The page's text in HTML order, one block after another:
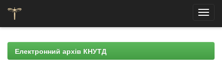
navigationЕлектронний архів КНУТД